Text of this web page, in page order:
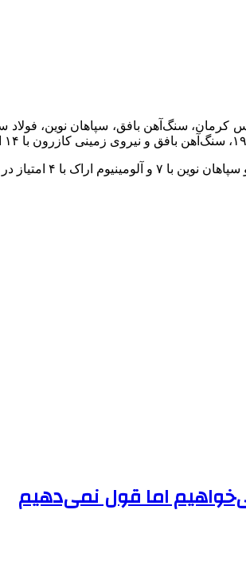
سنگ‌آهن بافق، سپاهان نوین، فولاد
اما قول نمی‌دهیم